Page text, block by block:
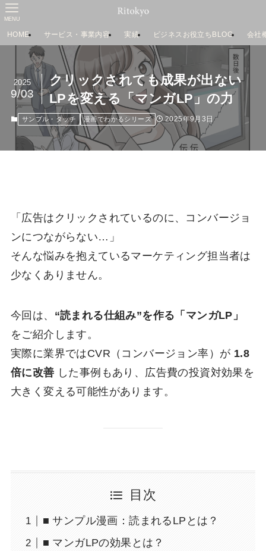
MENU
HOME サービス・事業内容 実績 ビジネスお役立ちBLOG 会社
クリックされても成果が出ない
LPを変える「マンガLP」の力
2025
9/03
サンプル・タッチ 漫画でわかるシリーズ 2025年9月3日
「広告はクリックされているのに、コンバージョ
ンにつながらない…」
そんな悩みを抱えているマーケティング担当者は
少なくありません。
今回は、 “読まれる仕組み”を作る「マンガLP」
をご紹介します。
実際に業界ではCVR（コンバージョン率）が 1.8
倍に改善 した事例もあり、広告費の投資対効果を
大きく変える可能性があります。
目次
■ サンプル漫画：読まれるLPとは？
■ マンガLPの効果とは？